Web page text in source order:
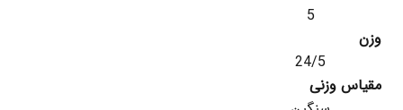
5
وزن
24/5
مقیاس وزنی